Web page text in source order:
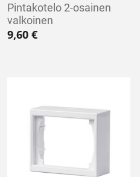
Pintakotelo 2-osainen
valkoinen
9,60 €